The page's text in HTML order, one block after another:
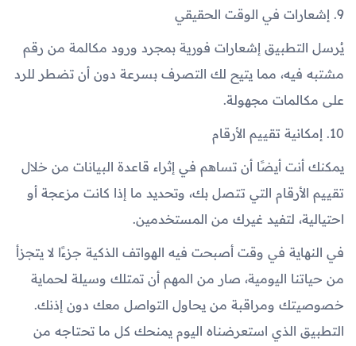
9. إشعارات في الوقت الحقيقي
يُرسل التطبيق إشعارات فورية بمجرد ورود مكالمة من رقم
مشتبه فيه، مما يتيح لك التصرف بسرعة دون أن تضطر للرد
على مكالمات مجهولة.
10. إمكانية تقييم الأرقام
يمكنك أنت أيضًا أن تساهم في إثراء قاعدة البيانات من خلال
تقييم الأرقام التي تتصل بك، وتحديد ما إذا كانت مزعجة أو
احتيالية، لتفيد غيرك من المستخدمين.
في النهاية في وقت أصبحت فيه الهواتف الذكية جزءًا لا يتجزأ
من حياتنا اليومية، صار من المهم أن تمتلك وسيلة لحماية
خصوصيتك ومراقبة من يحاول التواصل معك دون إذنك.
التطبيق الذي استعرضناه اليوم يمنحك كل ما تحتاجه من